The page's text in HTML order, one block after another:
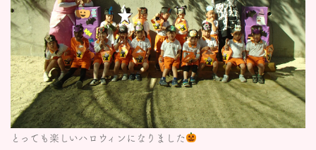
とっても楽しいハロウィンになりました